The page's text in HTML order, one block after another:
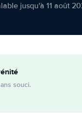
jusqu'à 11 août
souci.